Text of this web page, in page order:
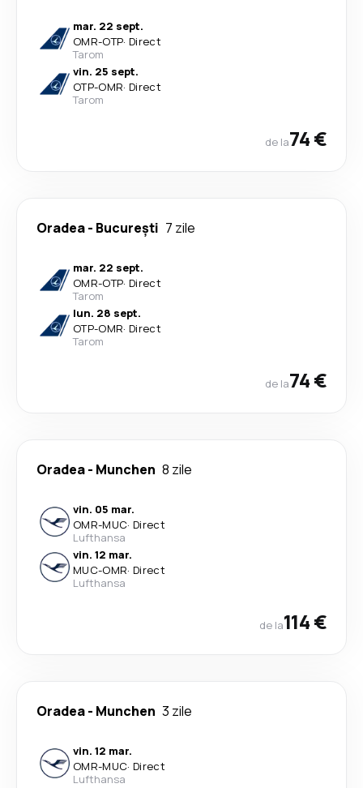
mar. 22 sept.
OMR-OTP· Direct
Tarom
vin. 25 sept.
OTP-OMR· Direct
Tarom
de la74 €
Oradea- București 7 zile
mar. 22 sept.
OMR-OTP· Direct
Tarom
lun. 28 sept.
OTP-OMR· Direct
Tarom
de la74 €
Oradea- Munchen 8 zile
vin. 05 mar.
OMR-MUC· Direct
Lufthansa
vin. 12 mar.
MUC-OMR· Direct
Lufthansa
de la114 €
Oradea- Munchen 3 zile
vin. 12 mar.
OMR-MUC· Direct
Lufthansa